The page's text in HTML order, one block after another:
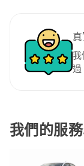
我
過
我們的服